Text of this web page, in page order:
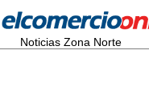
Noticias Zona Norte